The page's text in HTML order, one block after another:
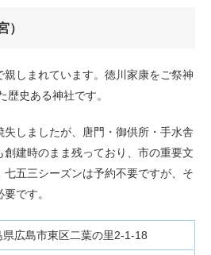
）
しまれています。徳川家康をご祭神
歴史ある神社です。
しましたが、唐門・御供所・手水舎
建時のまま残っており、市の重要文
五三シーズンは予約不要ですが、そ
です。
県広島市東区二葉の里2-1-18